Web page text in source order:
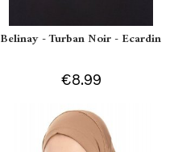
Belinay - Turban Noir - Ecardin
€8.99